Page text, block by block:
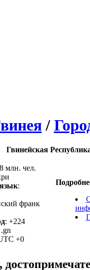
/
Гвинейская
млн. чел.
:
франк
: +224
+0